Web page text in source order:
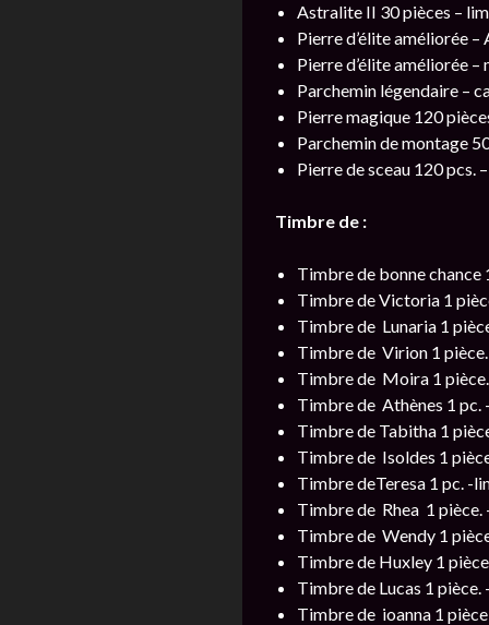
Astralite II 30 pièces –
Pierre d’élite améliorée
Pierre d’élite améliorée
Parchemin légendaire –
Pierre magique 120
Parchemin de montage
Pierre de sceau 120 pcs.
Timbre de :
Timbre de bonne chance
Timbre de Victoria 1
Timbre de Lunaria 1
Timbre de Virion 1 pièce.
Timbre de Moira 1 pièce.
Timbre de Athènes 1 pc.
Timbre de Tabitha 1
Timbre de Isoldes 1
Timbre deTeresa 1 pc. -
Timbre de Rhea 1 pièce.
Timbre de Wendy 1
Timbre de Huxley 1
Timbre de Lucas 1 pièce.
Timbre de ioanna 1